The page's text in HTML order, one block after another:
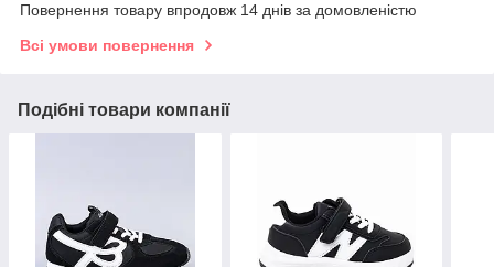
Повернення товару впродовж 14 днів за домовленістю
Всі умови повернення
Подібні товари компанії